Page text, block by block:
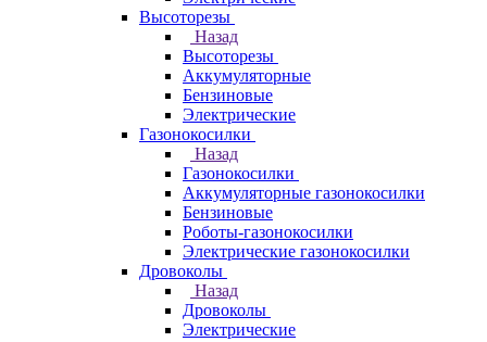
Высоторезы
Назад
Высоторезы
Аккумуляторные
Бензиновые
Электрические
Газонокосилки
Назад
Газонокосилки
Аккумуляторные газонокосилки
Бензиновые
Роботы-газонокосилки
Электрические газонокосилки
Дровоколы
Назад
Дровоколы
Электрические